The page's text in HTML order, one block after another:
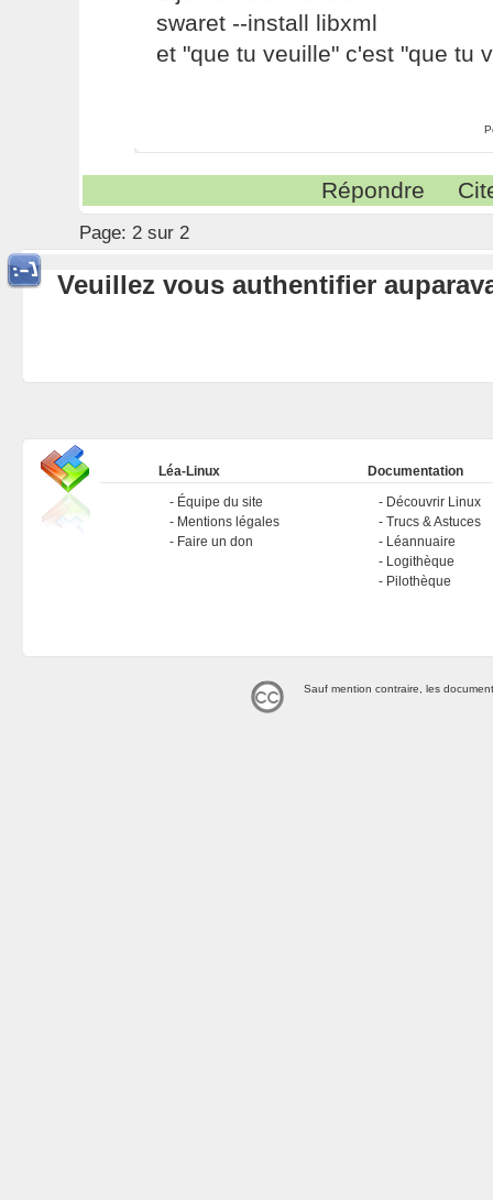
swaret --install libxml
et "que tu veuille" c'est "que tu
Répondre
Page: 2 sur 2
Veuillez vous authentifier
Léa-Linux
Équipe du site
Mentions légales
Faire un don
Documentation
Découvrir Linux
Trucs & Astuces
Léannuaire
Logithèque
Pilothèque
Sauf mention contraire, les